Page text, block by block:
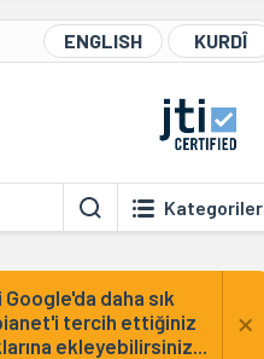
ENGLISH KURDÎ
Kategoriler
daha sık
tercih ettiğiniz
ekleyebilirsiniz...
×